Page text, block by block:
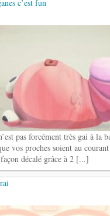
c’est fun
pas forcément très gai à la
vos proches soient au
décalé grâce à 2 [...]